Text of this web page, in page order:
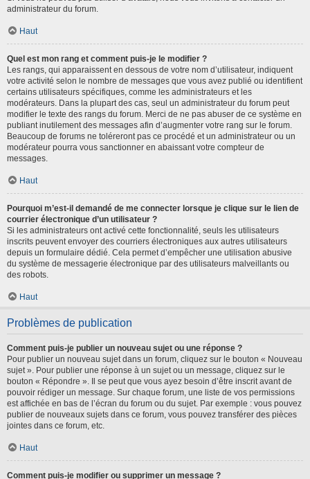
administrateur du forum.
Haut
Quel est mon rang et comment puis-je le modifier ?
Les rangs, qui apparaissent en dessous de votre nom d’utilisateur, indiquent
votre activité selon le nombre de messages que vous avez publié ou identifient
certains utilisateurs spécifiques, comme les administrateurs et les
modérateurs. Dans la plupart des cas, seul un administrateur du forum peut
modifier le texte des rangs du forum. Merci de ne pas abuser de ce système en
publiant inutilement des messages afin d’augmenter votre rang sur le forum.
Beaucoup de forums ne toléreront pas ce procédé et un administrateur ou un
modérateur pourra vous sanctionner en abaissant votre compteur de
messages.
Haut
Pourquoi m’est-il demandé de me connecter lorsque je clique sur le lien de
courrier électronique d’un utilisateur ?
Si les administrateurs ont activé cette fonctionnalité, seuls les utilisateurs
inscrits peuvent envoyer des courriers électroniques aux autres utilisateurs
depuis un formulaire dédié. Cela permet d’empêcher une utilisation abusive
du système de messagerie électronique par des utilisateurs malveillants ou
des robots.
Haut
Problèmes de publication
Comment puis-je publier un nouveau sujet ou une réponse ?
Pour publier un nouveau sujet dans un forum, cliquez sur le bouton « Nouveau
sujet ». Pour publier une réponse à un sujet ou un message, cliquez sur le
bouton « Répondre ». Il se peut que vous ayez besoin d’être inscrit avant de
pouvoir rédiger un message. Sur chaque forum, une liste de vos permissions
est affichée en bas de l’écran du forum ou du sujet. Par exemple : vous pouvez
publier de nouveaux sujets dans ce forum, vous pouvez transférer des pièces
jointes dans ce forum, etc.
Haut
Comment puis-je modifier ou supprimer un message ?